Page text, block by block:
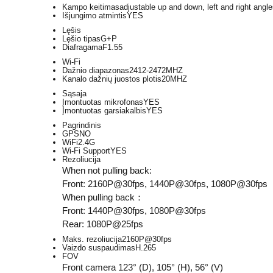
Kampo keitimasadjustable up and down, left and right
Išjungimo atmintisYES
Lęšis
Lęšio tipasG+P
DiafragamaF1.55
Wi-Fi
Dažnio diapazonas2412-2472MHZ
Kanalo dažnių juostos plotis20MHZ
Sąsaja
Įmontuotas mikrofonasYES
Įmontuotas garsiakalbisYES
Pagrindinis
GPSNO
WiFi2.4G
Wi-Fi SupportYES
Rezoliucija
When not pulling back:
Front: 2160P@30fps, 1440P@30fps, 1080P@30fps
When pulling back：
Front: 1440P@30fps, 1080P@30fps
Rear: 1080P@25fps
Maks. rezoliucija2160P@30fps
Vaizdo suspaudimas H.265
FOV
Front camera 123° (D), 105° (H), 56° (V)